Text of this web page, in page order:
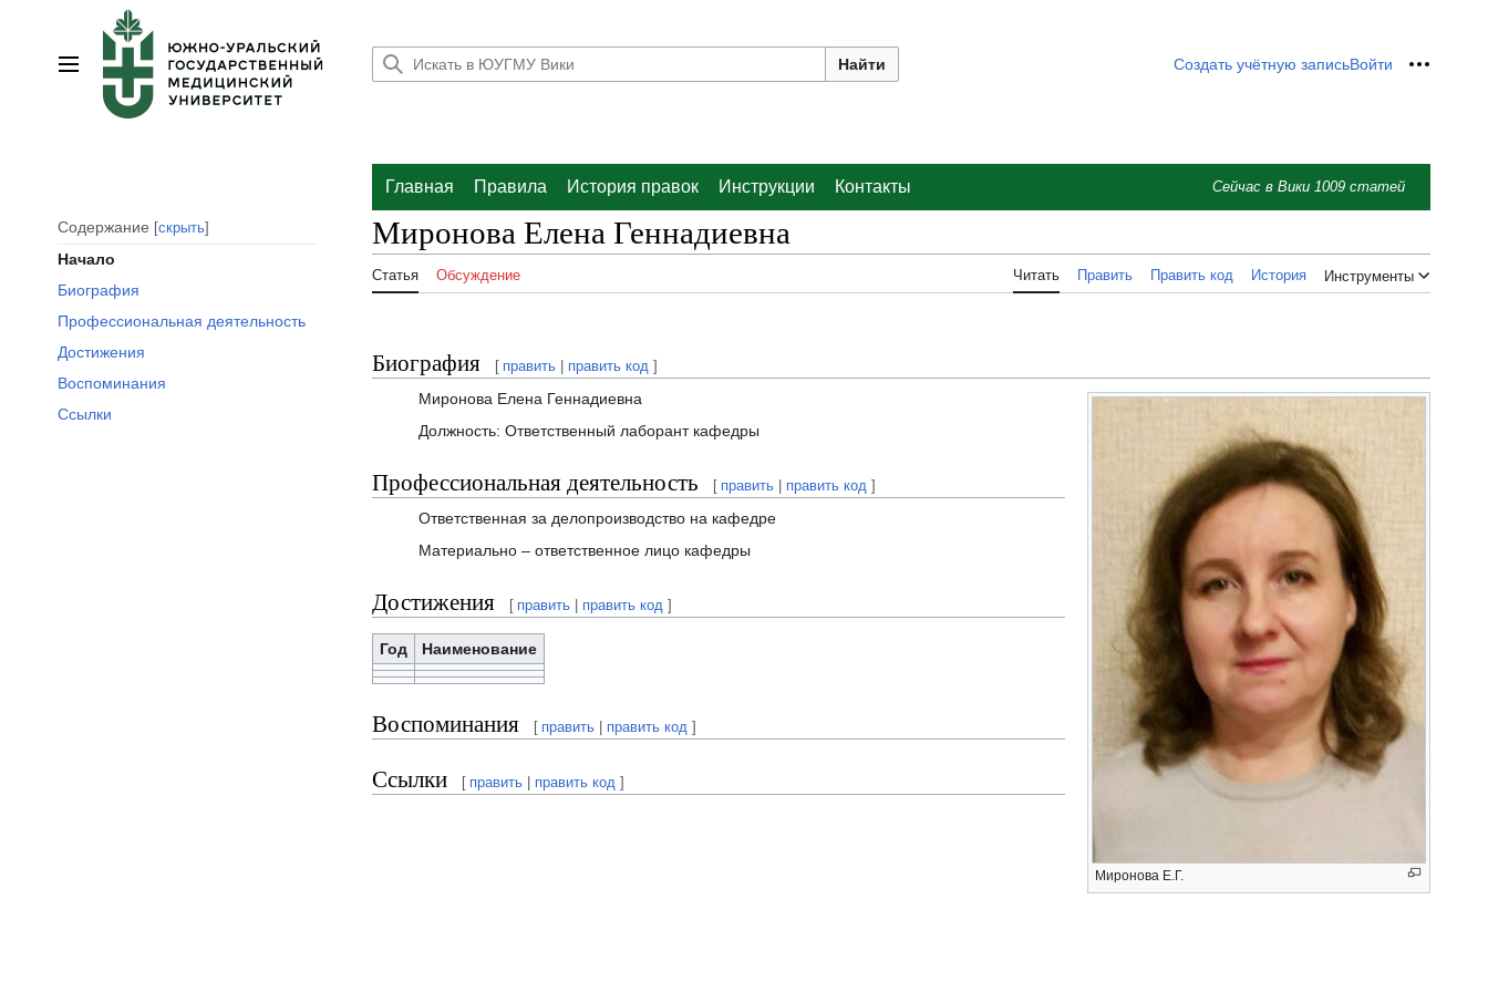
Главное меню
Найти Создать учётную записьВойти
Содержание скрыть
Начало
Биография
Профессиональная деятельность
Достижения
Воспоминания
Ссылки
Главная Правила История правок Инструкции Контакты Сейчас в Вики 1009 статей
Миронова Елена Геннадиевна
Статья Обсуждение Читать Править Править код История Инструменты
Биография [ править править код ]
Миронова Е.Г.
Миронова Елена Геннадиевна
Должность: Ответственный лаборант кафедры
Профессиональная деятельность [ править править код ]
Ответственная за делопроизводство на кафедре
Материально – ответственное лицо кафедры
Достижения [ править править код ]
Год Наименование
Воспоминания [ править править код ]
Ссылки [ править править код ]